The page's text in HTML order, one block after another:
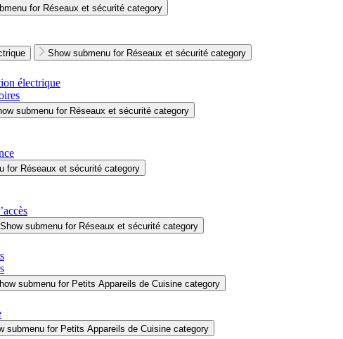
for Réseaux et sécurité category
Show submenu for Réseaux et sécurité category
électrique
submenu for Réseaux et sécurité category
for Réseaux et sécurité category
Show submenu for Réseaux et sécurité category
submenu for Petits Appareils de Cuisine category
submenu for Petits Appareils de Cuisine category